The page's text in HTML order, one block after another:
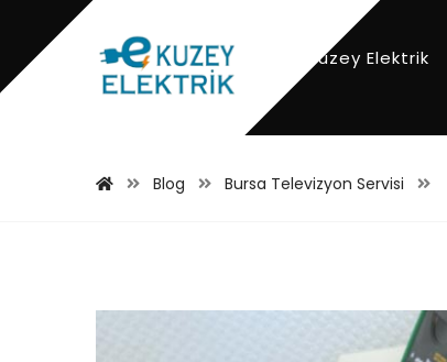
Kuzey Elektrik
Blog Bursa Televizyon Servisi